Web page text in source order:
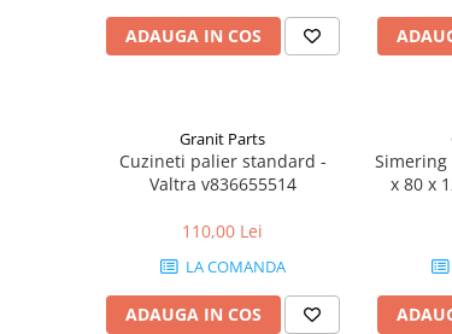
ADAUGA IN COS
Granit Parts
Cuzineti palier standard -
Valtra v836655514
110,00 Lei
LA COMANDA
ADAUGA IN COS
x 80 x